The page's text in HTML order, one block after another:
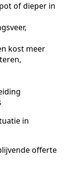
of dieper in
kost meer
in
offerte